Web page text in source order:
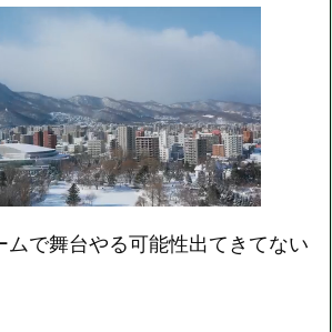
ムで舞台やる可能性出てきてない